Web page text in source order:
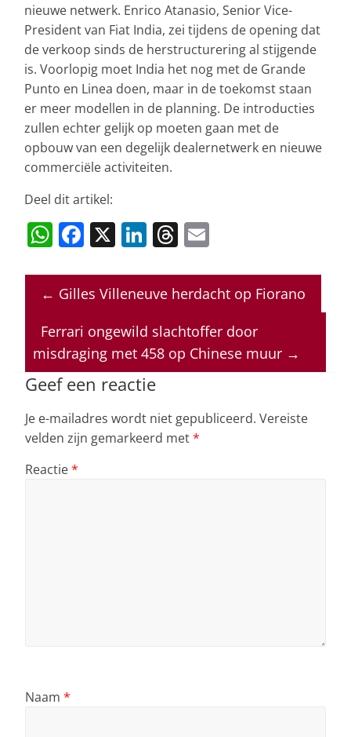
nieuwe netwerk. Enrico Atanasio, Senior Vice-
President van Fiat India, zei tijdens de opening dat
de verkoop sinds de herstructurering al stijgende
is. Voorlopig moet India het nog met de Grande
Punto en Linea doen, maar in de toekomst staan
er meer modellen in de planning. De introducties
zullen echter gelijk op moeten gaan met de
opbouw van een degelijk dealernetwerk en nieuwe
commerciële activiteiten.
Deel dit artikel:
W
at
s
A
p
p
F
c
e
b
o
o
k
X Li
k
e
dI
n
T
re
a
d
s
ai
l
← Gilles Villeneuve herdacht op Fiorano
Ferrari ongewild slachtoffer door
misdraging met 458 op Chinese muur →
Geef een reactie
Je e-mailadres wordt niet gepubliceerd. Vereiste
velden zijn gemarkeerd met*
Reactie*
Naam *